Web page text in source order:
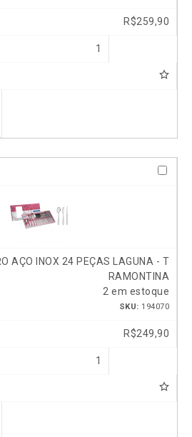
R$259,90
1
AÇO INOX 24 PEÇAS LAGUNA - T
RAMONTINA
2 em estoque
SKU: 194070
R$249,90
1